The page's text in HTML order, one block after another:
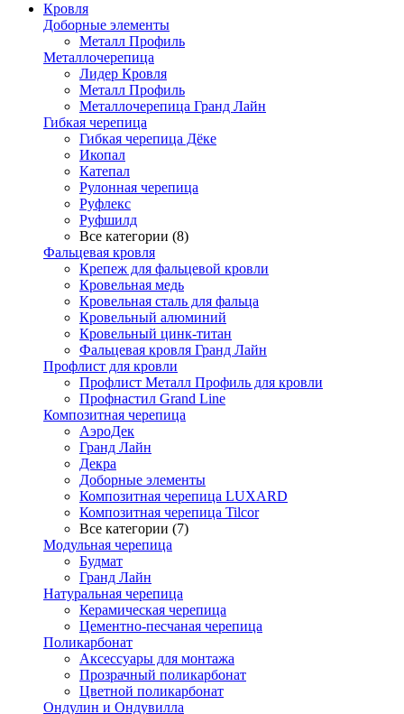
Кровля
Доборные элементы
Металл Профиль
Металлочерепица
Лидер Кровля
Металл Профиль
Металлочерепица Гранд Лайн
Гибкая черепица
Гибкая черепица Дёке
Икопал
Катепал
Рулонная черепица
Руфлекс
Руфшилд
Все категории (8)
Фальцевая кровля
Крепеж для фальцевой кровли
Кровельная медь
Кровельная сталь для фальца
Кровельный алюминий
Кровельный цинк-титан
Фальцевая кровля Гранд Лайн
Профлист для кровли
Профлист Металл Профиль для кровли
Профнастил Grand Line
Композитная черепица
АэроДек
Гранд Лайн
Декра
Доборные элементы
Композитная черепица LUXARD
Композитная черепица Tilcor
Все категории (7)
Модульная черепица
Будмат
Гранд Лайн
Натуральная черепица
Керамическая черепица
Цементно-песчаная черепица
Поликарбонат
Аксессуары для монтажа
Прозрачный поликарбонат
Цветной поликарбонат
Ондулин и Ондувилла